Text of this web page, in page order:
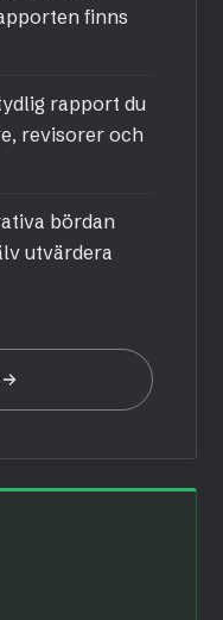
finns
rapport du
revisorer och
bördan
utvärdera